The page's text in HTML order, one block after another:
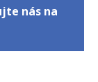
nás na